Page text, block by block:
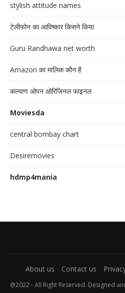
stylish attitude names
टेलीफोन का आविष्कार किसने किया
Guru Randhawa net worth
Amazon का मालिक कौन है
कल्याण ओपन ओरिजिनल फाइनल
Moviesda
central bombay chart
Desiremovies
hdmp4mania
About us Contact us
@2022 - All Right Reserved. Designed